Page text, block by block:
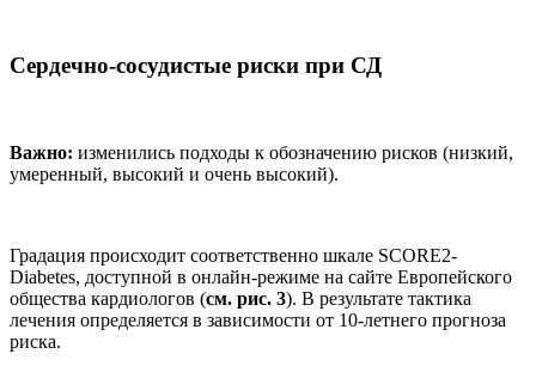
Сердечно-сосудистые риски при СД
Важно: изменились подходы к обозначению рисков (низкий,
умеренный, высокий и очень высокий).
Градация происходит соответственно шкале SCORE2-
Diabetes, доступной в онлайн-режиме на сайте Европейского
общества кардиологов (см. рис. 3). В результате тактика
лечения определяется в зависимости от 10-летнего прогноза
риска.